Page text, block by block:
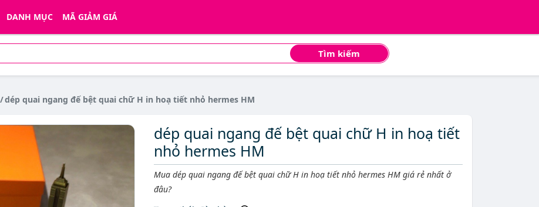
DANH MỤC MÃ GIẢM GIÁ
Tìm kiếm
dép quai ngang đế bệt quai chữ H in hoạ tiết nhỏ hermes HM
dép quai ngang đế bệt quai chữ H in hoạ tiết
nhỏ hermes HM
Mô tả ngắn
Mua dép quai ngang đế bệt quai chữ H in hoạ tiết nhỏ hermes HM giá rẻ nhất ở
đâu?